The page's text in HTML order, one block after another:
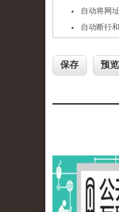
自动将网
自动断行和